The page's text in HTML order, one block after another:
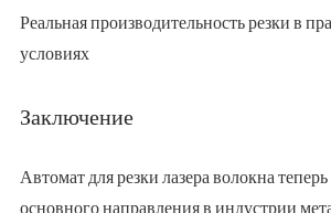
Реальная производительность резки в
условиях
Заключение
Автомат для резки лазера волокна
основного направления в индустрии